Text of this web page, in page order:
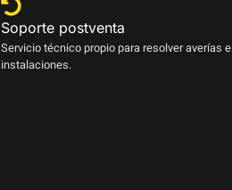
Soporte postventa
Servicio técnico propio para resolver averías e
instalaciones.